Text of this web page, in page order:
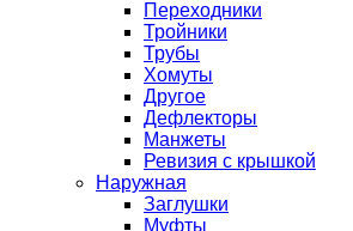
Переходники
Тройники
Трубы
Хомуты
Другое
Дефлекторы
Манжеты
Ревизия с крышкой
Наружная
Заглушки
Муфты